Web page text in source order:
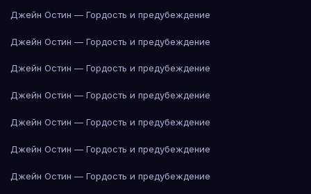
Джейн Остин — Гордость и предубеждение
Джейн Остин — Гордость и предубеждение
Джейн Остин — Гордость и предубеждение
Джейн Остин — Гордость и предубеждение
Джейн Остин — Гордость и предубеждение
Джейн Остин — Гордость и предубеждение
Джейн Остин — Гордость и предубеждение